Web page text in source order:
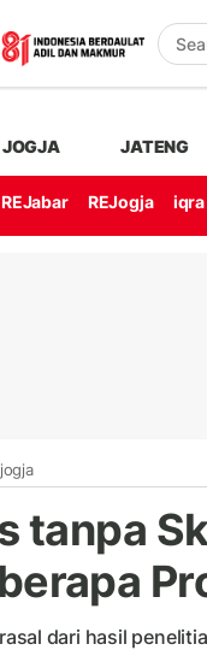
JATENG
REJabar REJogja iqra
tanpa
dari hasil